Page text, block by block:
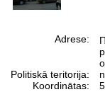
Adrese:
Politiskā teritorija:
Koordinātas: